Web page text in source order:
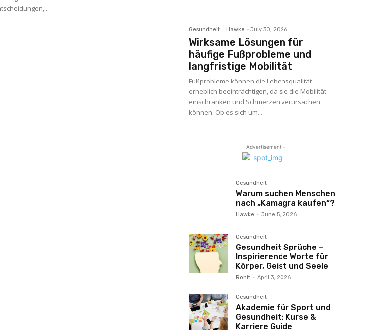
Gesundheit Hawke - July 30, 2026
Wirksame Lösungen für
häufige Fußprobleme und
langfristige Mobilität
Fußprobleme können die Lebensqualität
erheblich beeinträchtigen, da sie die Mobilität
einschränken und Schmerzen verursachen
können. Ob es sich um...
- Advertisement -
Gesundheit
Warum suchen Menschen
nach „Kamagra kaufen“?
Hawke - June 5, 2026
Gesundheit
Gesundheit Sprüche –
Inspirierende Worte für
Körper, Geist und Seele
Rohit - April 3, 2026
Gesundheit
Akademie für Sport und
Gesundheit: Kurse &
Karriere Guide